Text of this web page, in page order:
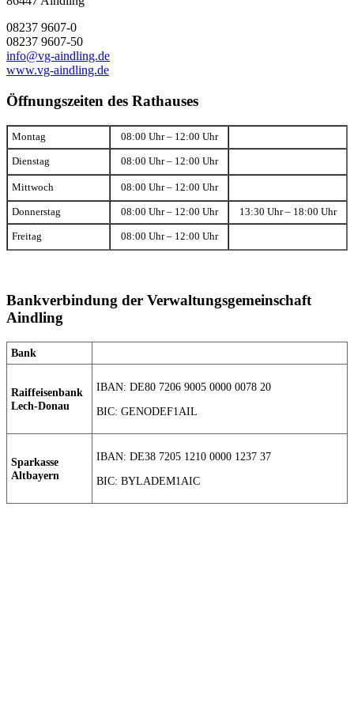
08237 9607-0
08237 9607-50
info@vg-aindling.de
www.vg-aindling.de
Öffnungszeiten des Rathauses
Montag 08:00 Uhr – 12:00 Uhr
Dienstag 08:00 Uhr – 12:00 Uhr
Mittwoch 08:00 Uhr – 12:00 Uhr
Donnerstag 08:00 Uhr – 12:00 Uhr 13:30 Uhr – 18:00 Uhr
Freitag 08:00 Uhr – 12:00 Uhr
Bankverbindung der Verwaltungsgemeinschaft
Aindling
Bank
Raiffeisenbank
Lech-Donau
IBAN: DE80 7206 9005 0000 0078 20
BIC: GENODEF1AIL
Sparkasse
Altbayern
IBAN: DE38 7205 1210 0000 1237 37
BIC: BYLADEM1AIC